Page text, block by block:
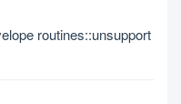
routines::unsupport